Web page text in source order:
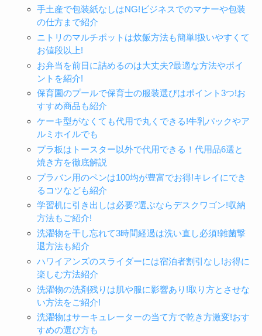
手土産で包装紙なしはNG!ビジネスでのマナーや包装
の仕方まで紹介
ニトリのマルチポットは炊飯方法も簡単!扱いやすくて
お値段以上!
お弁当を前日に詰めるのは大丈夫?最適な方法やポイ
ントを紹介!
保育園のプールで保育士の服装選びはポイント3つ!お
すすめ商品も紹介
ケーキ型がなくても代用で丸くできる!牛乳パックやア
ルミホイルでも
プラ板はトースター以外で代用できる！代用品6選と
焼き方を徹底解説
プラバン用のペンは100均が豊富でお得!キレイにでき
るコツなども紹介
学習机に引き出しは必要?選ぶならデスクワゴン!収納
方法もご紹介!
洗濯物を干し忘れて3時間経過は洗い直し必須!雑菌撃
退方法も紹介
ハワイアンズのスライダーには宿泊者割引なし!お得に
楽しむ方法紹介
洗濯物の洗剤残りは肌や服に影響あり!取り方とさせな
い方法をご紹介!
洗濯物はサーキュレーターの当て方で乾き方激変!おす
すめの選び方も